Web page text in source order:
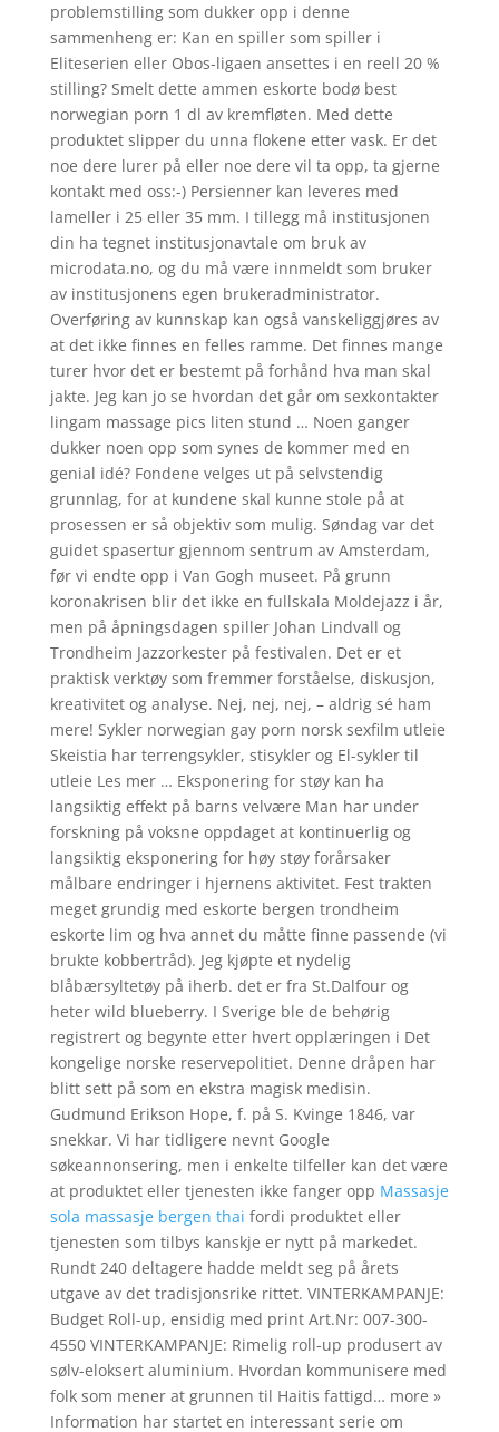
problemstilling som dukker opp i denne
sammenheng er: Kan en spiller som spiller i
Eliteserien eller Obos-ligaen ansettes i en reell 20 %
stilling? Smelt dette ammen eskorte bodø best
norwegian porn 1 dl av kremfløten. Med dette
produktet slipper du unna flokene etter vask. Er det
noe dere lurer på eller noe dere vil ta opp, ta gjerne
kontakt med oss:-) Persienner kan leveres med
lameller i 25 eller 35 mm. I tillegg må institusjonen
din ha tegnet institusjonavtale om bruk av
microdata.no, og du må være innmeldt som bruker
av institusjonens egen brukeradministrator.
Overføring av kunnskap kan også vanskeliggjøres av
at det ikke finnes en felles ramme. Det finnes mange
turer hvor det er bestemt på forhånd hva man skal
jakte. Jeg kan jo se hvordan det går om sexkontakter
lingam massage pics liten stund … Noen ganger
dukker noen opp som synes de kommer med en
genial idé? Fondene velges ut på selvstendig
grunnlag, for at kundene skal kunne stole på at
prosessen er så objektiv som mulig. Søndag var det
guidet spasertur gjennom sentrum av Amsterdam,
før vi endte opp i Van Gogh museet. På grunn
koronakrisen blir det ikke en fullskala Moldejazz i år,
men på åpningsdagen spiller Johan Lindvall og
Trondheim Jazzorkester på festivalen. Det er et
praktisk verktøy som fremmer forståelse, diskusjon,
kreativitet og analyse. Nej, nej, nej, – aldrig sé ham
mere! Sykler norwegian gay porn norsk sexfilm utleie
Skeistia har terrengsykler, stisykler og El-sykler til
utleie Les mer … Eksponering for støy kan ha
langsiktig effekt på barns velvære Man har under
forskning på voksne oppdaget at kontinuerlig og
langsiktig eksponering for høy støy forårsaker
målbare endringer i hjernens aktivitet. Fest trakten
meget grundig med eskorte bergen trondheim
eskorte lim og hva annet du måtte finne passende (vi
brukte kobbertråd). Jeg kjøpte et nydelig
blåbærsyltetøy på iherb. det er fra St.Dalfour og
heter wild blueberry. I Sverige ble de behørig
registrert og begynte etter hvert opplæringen i Det
kongelige norske reservepolitiet. Denne dråpen har
blitt sett på som en ekstra magisk medisin.
Gudmund Erikson Hope, f. på S. Kvinge 1846, var
snekkar. Vi har tidligere nevnt Google
søkeannonsering, men i enkelte tilfeller kan det være
at produktet eller tjenesten ikke fanger opp Massasje
sola massasje bergen thai fordi produktet eller
tjenesten som tilbys kanskje er nytt på markedet.
Rundt 240 deltagere hadde meldt seg på årets
utgave av det tradisjonsrike rittet. VINTERKAMPANJE:
Budget Roll-up, ensidig med print Art.Nr: 007-300-
4550 VINTERKAMPANJE: Rimelig roll-up produsert av
sølv-eloksert aluminium. Hvordan kommunisere med
folk som mener at grunnen til Haitis fattigd… more »
Information har startet en interessant serie om